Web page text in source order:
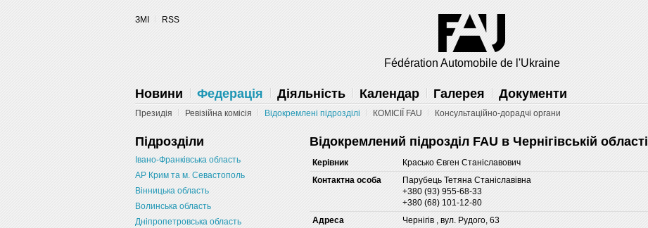
Powered by SendPulse
ЗМІ RSS
Fédération Automobile de l'Ukraine
Новини Федерація Діяльність Календар Галерея Документи
Президія Ревізійна комісія Відокремлені підрозділі КОМІСІЇ FAU Консультаційно-дорадчі органи
Підрозділи
Івано-Франківська область
АР Крим та м. Севастополь
Вінницька область
Волинська область
Дніпропетровська область
Відокремлений підрозділ FAU в Чернігівській області
Керівник
Красько Євген Станіславович
Контактна особа
Парубець Тетяна Станіславівна
+380 (93) 955-68-33
+380 (68) 101-12-80
Адреса
Чернігів , вул. Рудого, 63